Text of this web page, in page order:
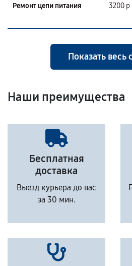
Ремонт цепи питания 3200 р
Показать весь
Наши преимущества
Бесплатная
доставка
Выезд курьера до вас
за 30 мин.